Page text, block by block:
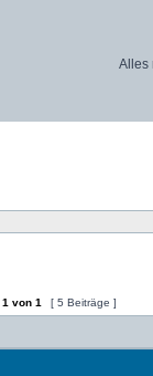
Alles
1 von 1 [ 5 Beiträge ]